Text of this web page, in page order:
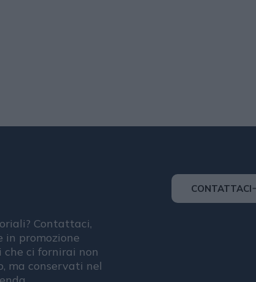
Contattaci,
in promozione
ci fornirai non
ma conservati nel
CONTATTACI